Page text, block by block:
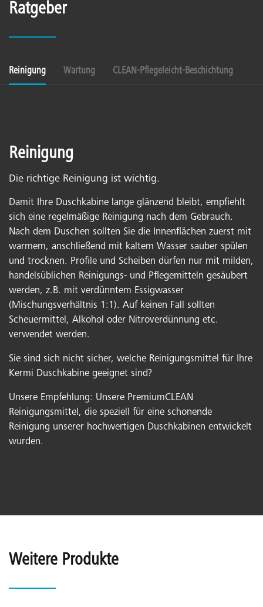
Ratgeber
Reinigung Wartung CLEAN-Pflegeleicht-Beschichtung
Reinigung
Die richtige Reinigung ist wichtig.
Damit Ihre Duschkabine lange glänzend bleibt, empfiehlt
sich eine regelmäßige Reinigung nach dem Gebrauch.
Nach dem Duschen sollten Sie die Innenflächen zuerst mit
warmem, anschließend mit kaltem Wasser sauber spülen
und trocknen. Profile und Scheiben dürfen nur mit milden,
handelsüblichen Reinigungs- und Pflegemitteln gesäubert
werden, z.B. mit verdünntem Essigwasser
(Mischungsverhältnis 1:1). Auf keinen Fall sollten
Scheuermittel, Alkohol oder Nitroverdünnung etc.
verwendet werden.
Sie sind sich nicht sicher, welche Reinigungsmittel für Ihre
Kermi Duschkabine geeignet sind?
Unsere Empfehlung: Unsere PremiumCLEAN
Reinigungsmittel, die speziell für eine schonende
Reinigung unserer hochwertigen Duschkabinen entwickelt
wurden.
Weitere Produkte